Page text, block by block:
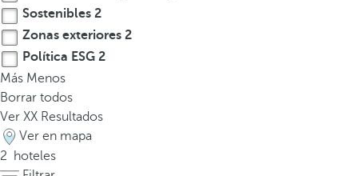
l
e
c
h
a
h
a
c
i
Sostenibles 2
Zonas exteriores 2
Política ESG 2
Más Menos
Borrar todos
Ver XX Resultados
Ver en mapa
2
hoteles